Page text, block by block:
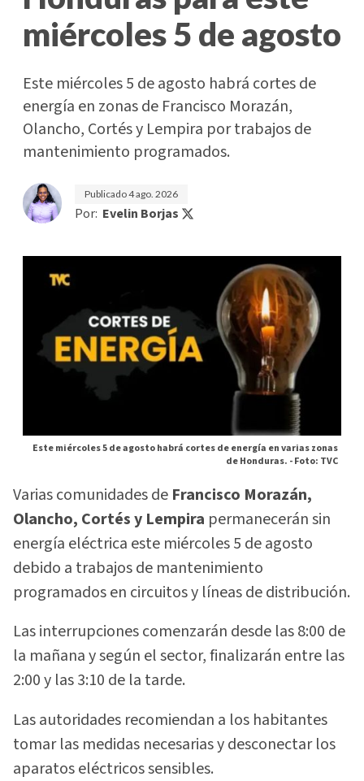
miércoles 5 de agosto
Este miércoles 5 de agosto habrá cortes de
energía en zonas de Francisco Morazán,
Olancho, Cortés y Lempira por trabajos de
mantenimiento programados.
Publicado4 ago. 2026
Por: Evelin Borjas
Este miércoles 5 de agosto habrá cortes de energía en varias zonas
de Honduras. -Foto: TVC
Varias comunidades de Francisco Morazán,
Olancho, Cortés y Lempira permanecerán sin
energía eléctrica este miércoles 5 de agosto
debido a trabajos de mantenimiento
programados en circuitos y líneas de distribución.
Las interrupciones comenzarán desde las 8:00 de
la mañana y según el sector, finalizarán entre las
2:00 y las 3:10 de la tarde.
Las autoridades recomiendan a los habitantes
tomar las medidas necesarias y desconectar los
aparatos eléctricos sensibles.